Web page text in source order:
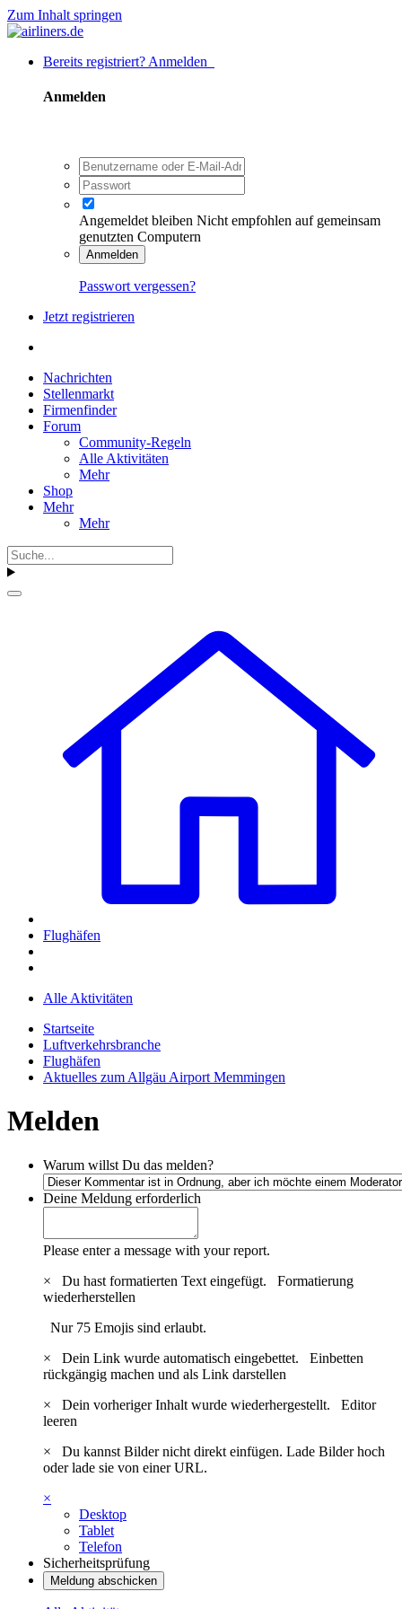
Zum Inhalt springen
Bereits registriert? Anmelden
Anmelden
Angemeldet bleiben Nicht empfohlen auf gemeinsam
genutzten Computern
Anmelden
Passwort vergessen?
Jetzt registrieren
Nachrichten
Stellenmarkt
Firmenfinder
Forum
Community-Regeln
Alle Aktivitäten
Mehr
Shop
Mehr
Mehr
Flughäfen
Alle Aktivitäten
Startseite
Luftverkehrsbranche
Flughäfen
Aktuelles zum Allgäu Airport Memmingen
Melden
Warum willst Du das melden?
Deine Meldung erforderlich
Please enter a message with your report.
×
Du hast formatierten Text eingefügt. Formatierung
wiederherstellen
Nur 75 Emojis sind erlaubt.
×
Dein Link wurde automatisch eingebettet. Einbetten
rückgängig machen und als Link darstellen
×
Dein vorheriger Inhalt wurde wiederhergestellt. Editor
leeren
×
Du kannst Bilder nicht direkt einfügen. Lade Bilder hoch
oder lade sie von einer URL.
×
Desktop
Tablet
Telefon
Sicherheitsprüfung
Meldung abschicken